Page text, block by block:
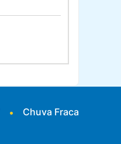
• Chuva Fraca